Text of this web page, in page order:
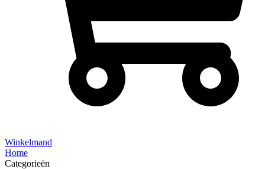
Winkelmand
Home
Categorieën